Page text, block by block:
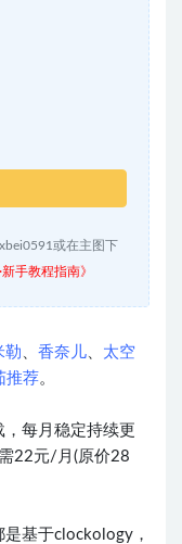
或在主图下
新手教程指南》
勒 香奈儿
太空
推荐。
每月稳定持续更
22元/月(原价28
基于clockology，